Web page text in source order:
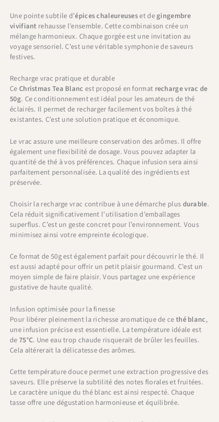
Une pointe subtile d’épices chaleureuseset degingembre
vivifiant rehausse l’ensemble. Cette combinaison crée un
mélange harmonieux. Chaque gorgée est une invitation au
voyage sensoriel. C’est une véritable symphonie de saveurs
festives.
Recharge vrac pratique et durable
CeChristmas Tea Blanc est proposé en format recharge vrac de
50g. Ce conditionnement est idéal pour les amateurs de thé
éclairés. Il permet de recharger facilement vos boîtes à thé
existantes. C’est une solution pratique et économique.
Le vrac assure une meilleure conservation des arômes. Il offre
également une flexibilité de dosage. Vous pouvez adapter la
quantité de thé à vos préférences. Chaque infusion sera ainsi
parfaitement personnalisée. La qualité des ingrédients est
préservée.
Choisir la recharge vrac contribue à une démarche plusdurable.
Cela réduit significativement l’utilisation d’emballages
superflus. C’est un geste concret pour l’environnement. Vous
minimisez ainsi votre empreinte écologique.
Ce format de 50g est également parfait pour découvrir le thé. Il
est aussi adapté pour offrir un petit plaisir gourmand. C’est un
moyen simple de faire plaisir. Vous partagez une expérience
gustative de haute qualité.
Infusion optimisée pour la finesse
Pour libérer pleinement la richesse aromatique de cethé blanc,
une infusion précise est essentielle. La température idéale est
de75°C. Une eau trop chaude risquerait de brûler les feuilles.
Cela altérerait la délicatesse des arômes.
Cette température douce permet une extraction progressive des
saveurs. Elle préserve la subtilité des notes florales et fruitées.
Le caractère unique du thé blanc est ainsi respecté. Chaque
tasse offre une dégustation harmonieuse et équilibrée.